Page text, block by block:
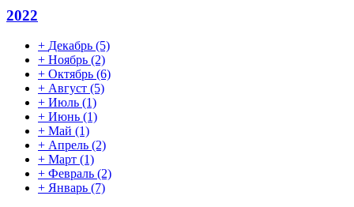
2022
+ Декабрь (5)
+ Ноябрь (2)
+ Октябрь (6)
+ Август (5)
+ Июль (1)
+ Июнь (1)
+ Май (1)
+ Апрель (2)
+ Март (1)
+ Февраль (2)
+ Январь (7)